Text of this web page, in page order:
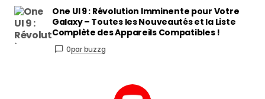
One UI 9 : Révolution Imminente pour Votre
Galaxy – Toutes les Nouveautés et la Liste
Complète des Appareils Compatibles !
0par buzzg